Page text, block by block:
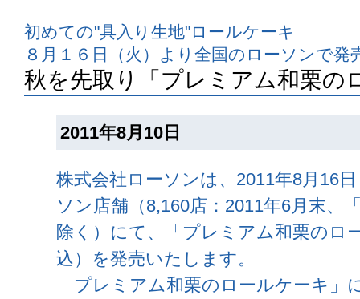
初めての"具入り生地"ロールケーキ
８月１６日（火）より全国のローソンで発
秋を先取り「プレミアム和栗の
2011年8月10日
株式会社ローソンは、2011年8月16
ソン店舗（8,160店：2011年6月末、
除く）にて、「プレミアム和栗のロ
込）を発売いたします。
「プレミアム和栗のロールケーキ」